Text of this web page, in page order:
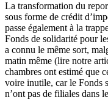
La transformation du
sous forme de crédit
passe également à la
Fonds de solidarité pour
a connu le même sort,
matin même (lire notre
chambres ont estimé que
voire inutile, car le Fonds
n’ont pas de filiales dans